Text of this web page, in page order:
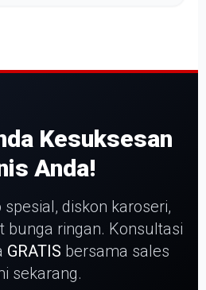
Kesuksesan
Anda!
diskon karoseri,
bunga ringan. Konsultasi
GRATIS bersama sales
sekarang.